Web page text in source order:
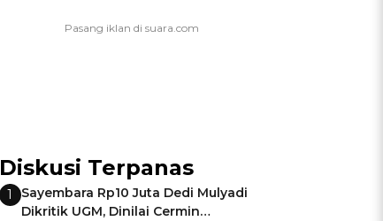
Diskusi Terpanas
1
Sayembara Rp10 Juta Dedi Mulyadi
Dikritik UGM, Dinilai Cermin